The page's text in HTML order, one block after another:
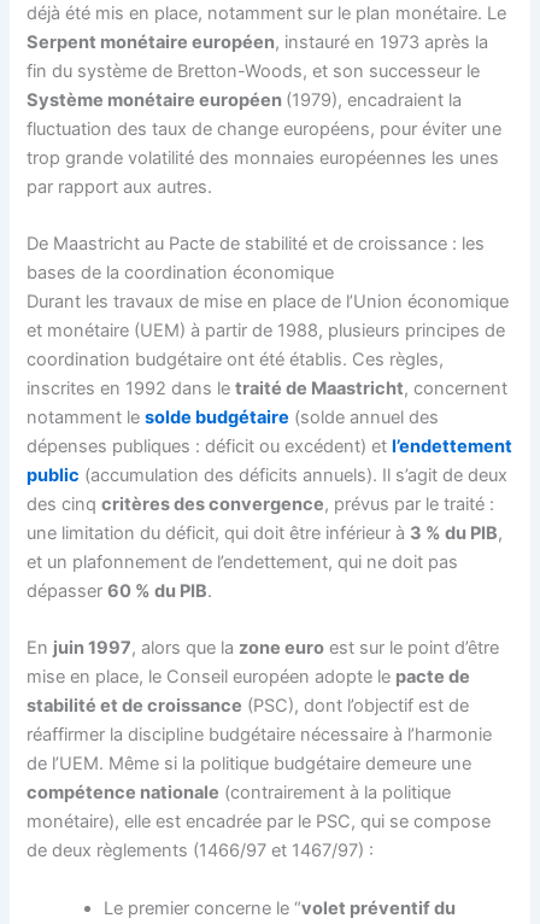
déjà été mis en place, notamment sur le plan monétaire. Le
Serpent monétaire européen, instauré en 1973 après la
fin du système de Bretton-Woods, et son successeur le
Système monétaire européen (1979), encadraient la
fluctuation des taux de change européens, pour éviter une
trop grande volatilité des monnaies européennes les unes
par rapport aux autres.
De Maastricht au Pacte de stabilité et de croissance : les
bases de la coordination économique
Durant les travaux de mise en place de l’Union économique
et monétaire (UEM) à partir de 1988, plusieurs principes de
coordination budgétaire ont été établis. Ces règles,
inscrites en 1992 dans letraité de Maastricht, concernent
notamment lesolde budgétaire (solde annuel des
dépenses publiques : déficit ou excédent) etl’endettement
public (accumulation des déficits annuels). Il s’agit de deux
des cinqcritères des convergence, prévus par le traité :
une limitation du déficit, qui doit être inférieur à 3 % du PIB,
et un plafonnement de l’endettement, qui ne doit pas
dépasser60 % du PIB.
En juin 1997, alors que la zone euro est sur le point d’être
mise en place, le Conseil européen adopte le pacte de
stabilité et de croissance (PSC), dont l’objectif est de
réaffirmer la discipline budgétaire nécessaire à l’harmonie
de l’UEM. Même si la politique budgétaire demeure une
compétence nationale (contrairement à la politique
monétaire), elle est encadrée par le PSC, qui se compose
de deux règlements (1466/97 et 1467/97) :
Le premier concerne le “volet préventif du